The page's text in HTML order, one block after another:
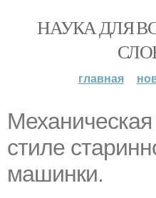
НАУКА ДЛЯ
главная
стиле
машинки.